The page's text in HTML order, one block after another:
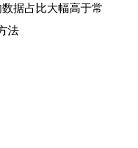
据占比大幅高于常
法